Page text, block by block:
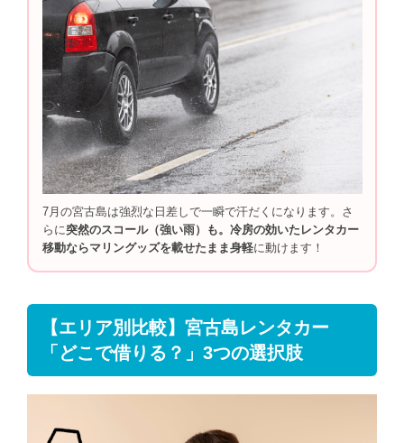
7月の宮古島は強烈な日差しで一瞬で汗だくになります。さ
らに突然のスコール（強い雨）も。冷房の効いたレンタカー
移動ならマリングッズを載せたまま身軽に動けます！
【エリア別比較】宮古島レンタカー
「どこで借りる？」3つの選択肢